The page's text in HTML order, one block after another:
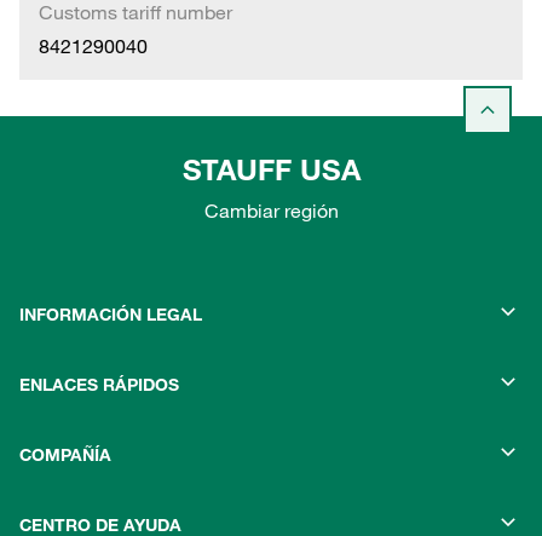
Customs tariff number
8421290040
STAUFF USA
Cambiar región
INFORMACIÓN LEGAL
ENLACES RÁPIDOS
COMPAÑÍA
CENTRO DE AYUDA